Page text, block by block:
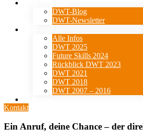
DWT-Blog
DWT-Newsletter
Alle Infos
DWT 2025
Future Skills 2024
Rückblick DWT 2023
DWT 2021
DWT 2018
DWT 2007 – 2016
Kontakt
Ein Anruf, deine Chance – der